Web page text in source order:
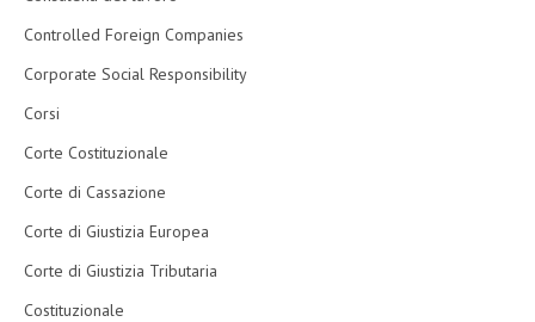
Controlled Foreign Companies
Corporate Social Responsibility
Corsi
Corte Costituzionale
Corte di Cassazione
Corte di Giustizia Europea
Corte di Giustizia Tributaria
Costituzionale